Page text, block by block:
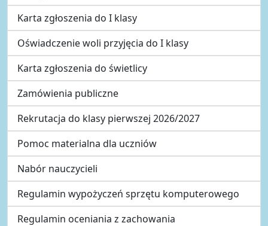
Karta zgłoszenia do I klasy
Oświadczenie woli przyjęcia do I klasy
Karta zgłoszenia do świetlicy
Zamówienia publiczne
Rekrutacja do klasy pierwszej 2026/2027
Pomoc materialna dla uczniów
Nabór nauczycieli
Regulamin wypożyczeń sprzętu komputerowego
Regulamin oceniania z zachowania